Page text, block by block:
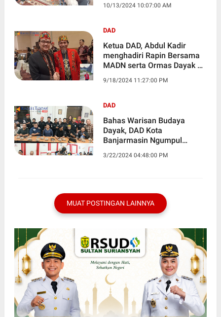
10/13/2024 10:07:00 AM
DAD
Ketua DAD, Abdul Kadir
menghadiri Rapin Bersama
MADN serta Ormas Dayak di
9/18/2024 11:27:00 PM
DAD
Bahas Warisan Budaya
Dayak, DAD Kota
Banjarmasin Ngumpul
3/22/2024 04:48:00 PM
MUAT POSTINGAN LAINNYA